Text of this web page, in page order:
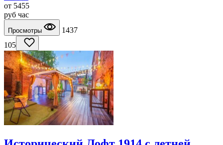
от 5455
руб час
Просмотры
1437
105